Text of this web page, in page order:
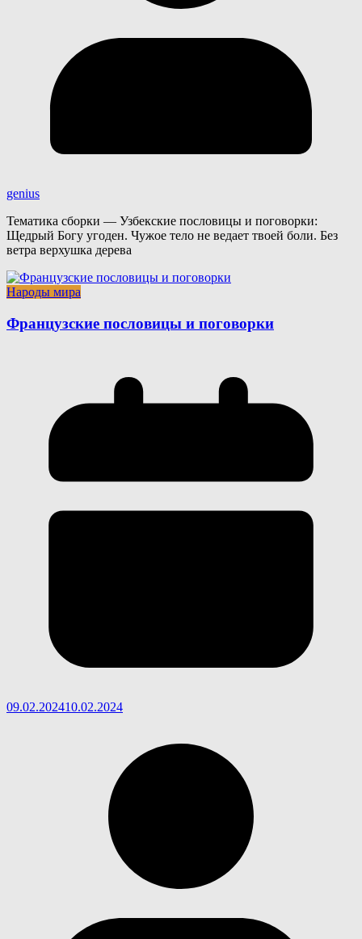
genius
Тематика сборки — Узбекские пословицы и поговорки:
Щедрый Богу угоден. Чужое тело не ведает твоей боли. Без
ветра верхушка дерева
Народы мира
Французские пословицы и поговорки
09.02.202410.02.2024